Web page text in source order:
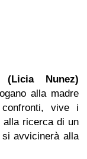
(Licia Nunez)
alla madre
vive i
alla ricerca di un
avvicinerà alla